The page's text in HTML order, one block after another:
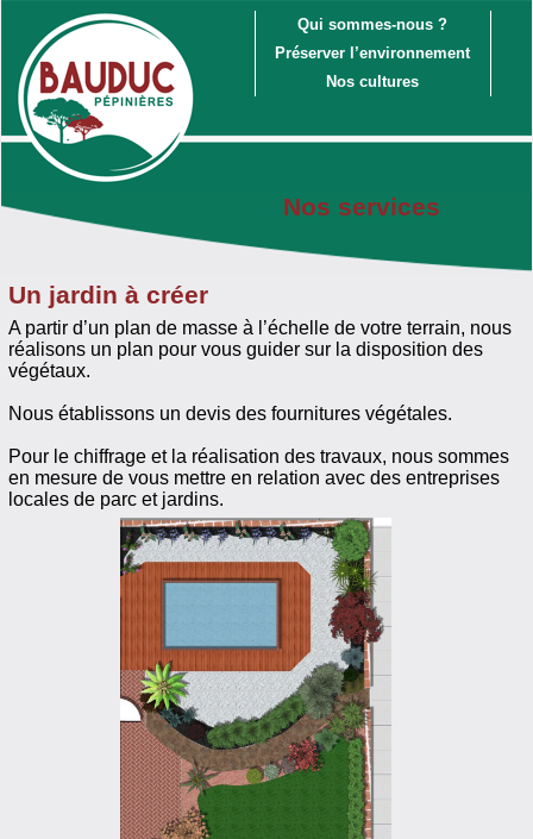
Un jardin à créer
A partir d’un plan de masse à l’échelle de votre terrain, nous
réalisons un plan pour vous guider sur la disposition des
végétaux.
Nous établissons un devis des fournitures végétales.
Pour le chiffrage et la réalisation des travaux, nous sommes
en mesure de vous mettre en relation avec des entreprises
locales de parc et jardins.
Nos services
Qui sommes-nous ?
Préserver l’environnement
Nos cultures